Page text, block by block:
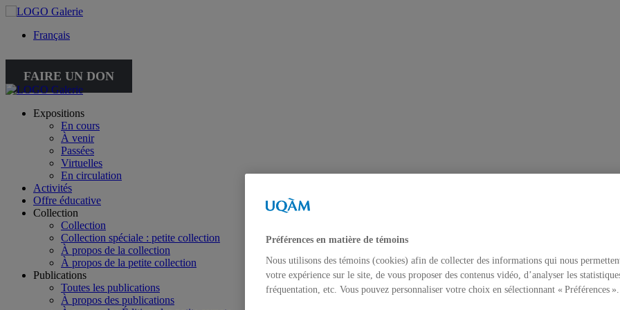
Français
FAIRE UN DON
Expositions
En cours
À venir
Passées
Virtuelles
En circulation
Activités
Offre éducative
Collection
Collection
Collection spéciale : petite collection
À propos de la collection
À propos de la petite collection
Publications
Toutes les publications
À propos des publications
Préférences en matière de témoins
Nous utilisons des témoins (cookies) afin de collecter des informations qui nous
votre expérience sur le site, de vous proposer des contenus vidéo, d’analyser les
fréquentation, etc. Vous pouvez personnaliser votre choix en sélectionnant « Préférences ».